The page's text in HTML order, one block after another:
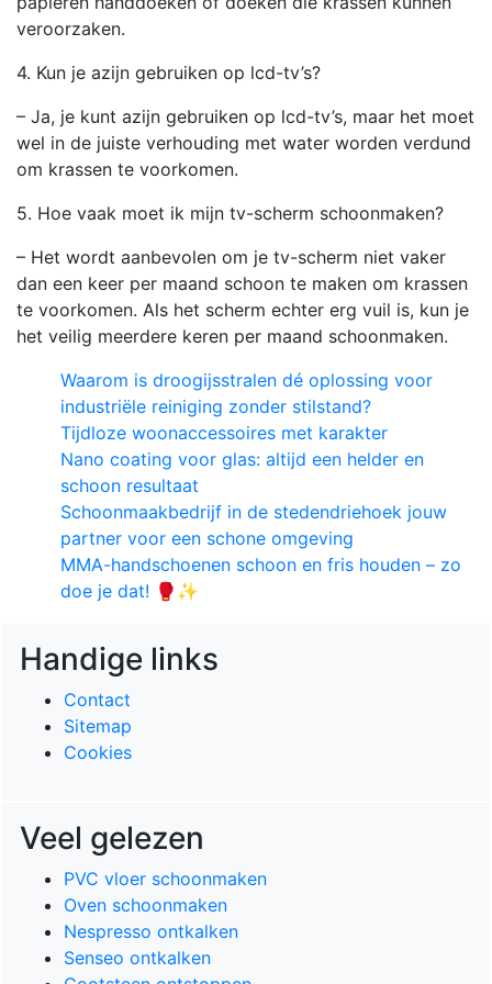
veroorzaken.
4. Kun je azijn gebruiken op lcd-tv’s?
– Ja, je kunt azijn gebruiken op lcd-tv’s, maar het moet
wel in de juiste verhouding met water worden verdund
om krassen te voorkomen.
5. Hoe vaak moet ik mijn tv-scherm schoonmaken?
– Het wordt aanbevolen om je tv-scherm niet vaker
dan een keer per maand schoon te maken om krassen
te voorkomen. Als het scherm echter erg vuil is, kun je
het veilig meerdere keren per maand schoonmaken.
Waarom is droogijsstralen dé oplossing voor
industriële reiniging zonder stilstand?
Tijdloze woonaccessoires met karakter
Nano coating voor glas: altijd een helder en
schoon resultaat
Schoonmaakbedrijf in de stedendriehoek jouw
partner voor een schone omgeving
MMA-handschoenen schoon en fris houden – zo
doe je dat! 🥊✨
Handige links
Contact
Sitemap
Cookies
Veel gelezen
PVC vloer schoonmaken
Oven schoonmaken
Nespresso ontkalken
Senseo ontkalken